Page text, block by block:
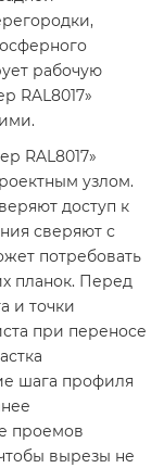
рабочую
RAL8017»
RAL8017»
узлом.
доступ к
сверяют с
потребовать
планок. Перед
и точки
при переносе
шага профиля
проемов
вырезы не